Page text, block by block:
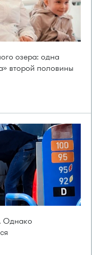
озера: одна
второй половины
Однако